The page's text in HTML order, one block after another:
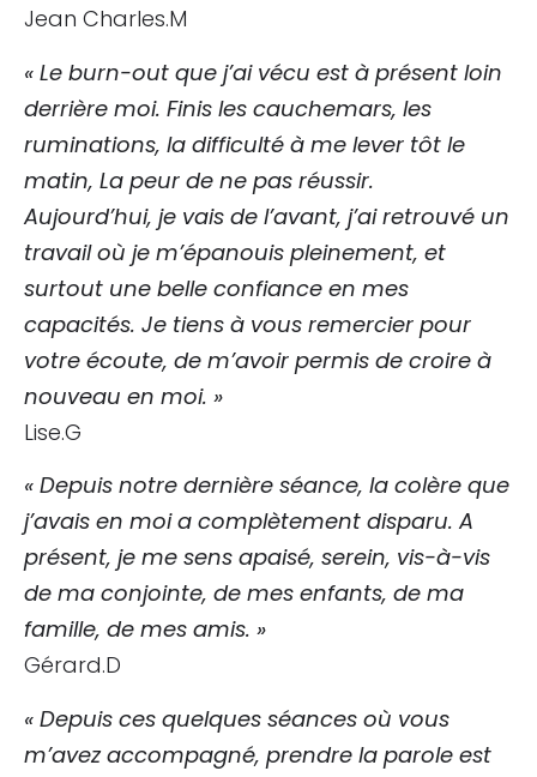
Jean Charles.M
« Le burn-out que j’ai vécu est à présent loin
derrière moi. Finis les cauchemars, les
ruminations, la difficulté à me lever tôt le
matin, La peur de ne pas réussir.
Aujourd’hui, je vais de l’avant, j’ai retrouvé un
travail où je m’épanouis pleinement, et
surtout une belle confiance en mes
capacités. Je tiens à vous remercier pour
votre écoute, de m’avoir permis de croire à
nouveau en moi. »
Lise.G
« Depuis notre dernière séance, la colère que
j’avais en moi a complètement disparu. A
présent, je me sens apaisé, serein, vis-à-vis
de ma conjointe, de mes enfants, de ma
famille, de mes amis. »
Gérard.D
« Depuis ces quelques séances où vous
m’avez accompagné, prendre la parole est